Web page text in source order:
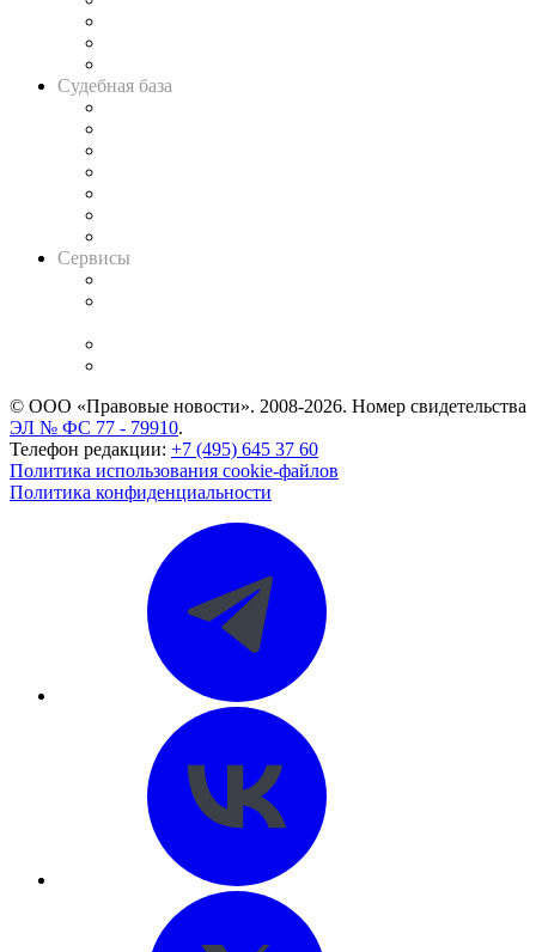
Судебная база
Сервисы
© ООО «Правовые новости». 2008-2026. Номер свидетельства
ЭЛ № ФС 77 - 79910.
Телефон редакции: +7 (495) 645 37 60
Политика использования cookie-файлов
Политика конфиденциальности